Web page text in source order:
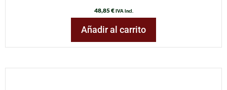
48,85€ IVA incl.
Añadir al carrito